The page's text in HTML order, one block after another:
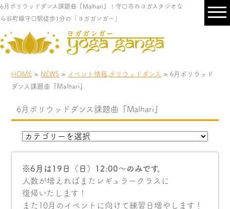
6月ボリウッドダンス課題曲『Malhari』 | 守口市のヨガスタジオな
ら谷町線守口駅徒歩1分の「ヨガガンガー」
HOME » NEWS » イベント情報 ,ボリウッドダンス
» 6月ボリウッド
ダンス課題曲『Malhari』
6月ボリウッドダンス課題曲『Malhari』
※6月は19日（日）12:00〜のみです。
人数が増えればまたレギュラークラスに
復帰いたします！
また10月のイベントに向けて練習日増やします！